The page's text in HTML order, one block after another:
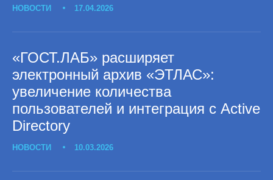
НОВОСТИ 17.04.2026
«ГОСТ.ЛАБ» расширяет
электронный архив «ЭТЛАС»:
увеличение количества
пользователей и интеграция с Active
Directory
НОВОСТИ 10.03.2026